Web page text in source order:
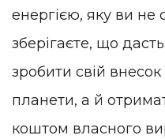
енергією, яку ви не
зберігаєте, що
зробити свій
планети, а й
коштом власного